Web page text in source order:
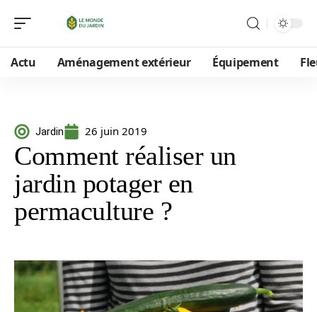
Actu Aménagement extérieur Équipement
Jardin 26 juin 2019
Comment réaliser un
jardin potager en
permaculture ?